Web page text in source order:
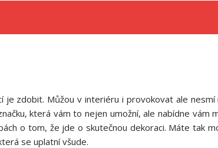
je zdobit. Můžou v interiéru i provokovat ale
která vám to nejen umožní, ale nabídne vám
o tom, že jde o skutečnou dekoraci. Máte tak
se uplatní všude.